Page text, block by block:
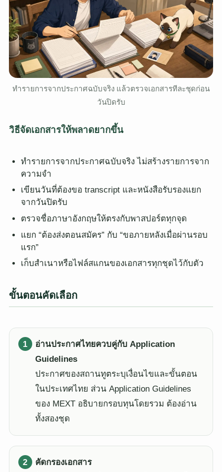
ทำรายการจากประกาศฉบับจริง แล้วตรวจเอกสารทีละชุดก่อน
วันปิดรับ
วิธีจัดเอกสารให้พลาดยากขึ้น
ทำรายการจากประกาศฉบับจริง ไม่สร้างรายการจาก
ความจำ
เขียนวันที่ต้องขอ transcript และหนังสือรับรองแยก
จากวันปิดรับ
ตรวจชื่อภาษาอังกฤษให้ตรงกับพาสปอร์ตทุกจุด
แยก “ต้องส่งตอนสมัคร” กับ “ขอภายหลังเมื่อผ่านรอบ
แรก”
เก็บสำเนาหรือไฟล์สแกนของเอกสารทุกชุดไว้กับตัว
ขั้นตอนคัดเลือก
อ่านประกาศไทยควบคู่กับ Application
Guidelines
ประกาศของสถานทูตระบุเงื่อนไขและขั้นตอน
ในประเทศไทย ส่วน Application Guidelines
ของ MEXT อธิบายกรอบทุนโดยรวม ต้องอ่าน
ทั้งสองชุด
คัดกรองเอกสาร